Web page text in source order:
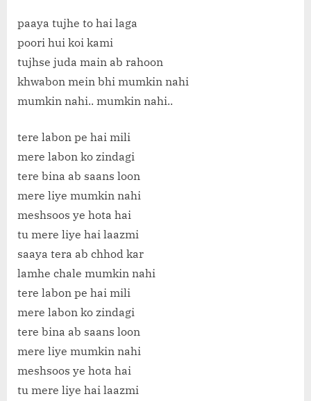
paaya tujhe to hai laga
poori hui koi kami
tujhse juda main ab rahoon
khwabon mein bhi mumkin nahi
mumkin nahi.. mumkin nahi..
tere labon pe hai mili
mere labon ko zindagi
tere bina ab saans loon
mere liye mumkin nahi
meshsoos ye hota hai
tu mere liye hai laazmi
saaya tera ab chhod kar
lamhe chale mumkin nahi
tere labon pe hai mili
mere labon ko zindagi
tere bina ab saans loon
mere liye mumkin nahi
meshsoos ye hota hai
tu mere liye hai laazmi